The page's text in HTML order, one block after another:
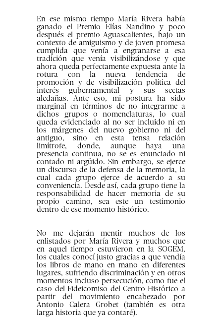
En ese mismo tiempo María Rivera había
ganado el Premio Elías Nandino y poco
después el premio Aguascalientes, bajo un
contexto de amiguismo y de joven promesa
cumplida que venía a engranarse a esa
tradición que venía visibilizándose y que
ahora queda perfectamente expuesta ante la
rotura con la nueva tendencia de
promoción y de visibilización política del
interés gubernamental y sus sectas
aledañas. Ante eso, mi postura ha sido
marginal en términos de no integrarme a
dichos grupos o nomenclaturas, lo cual
queda evidenciado al no ser incluido ni en
los márgenes del nuevo gobierno ni del
antiguo, sino en esta tensa relación
limítrofe, donde, aunque haya una
presencia continua, no se es enunciado ni
contado ni argüido. Sin embargo, se ejerce
un discurso de la defensa de la memoria, la
cual cada grupo ejerce de acuerdo a su
conveniencia. Desde así, cada grupo tiene la
responsabilidad de hacer memoria de su
propio camino, sea este un testimonio
dentro de ese momento histórico.
No me dejarán mentir muchos de los
enlistados por María Rivera y muchos que
en aquel tiempo estuvieron en la SOGEM,
los cuales conocí justo gracias a que vendía
los libros de mano en mano en diferentes
lugares, sufriendo discriminación y en otros
momentos incluso persecución, como fue el
caso del Fideicomiso del Centro Histórico a
partir del movimiento encabezado por
Antonio Calera Grobet (también es otra
larga historia que ya contaré).